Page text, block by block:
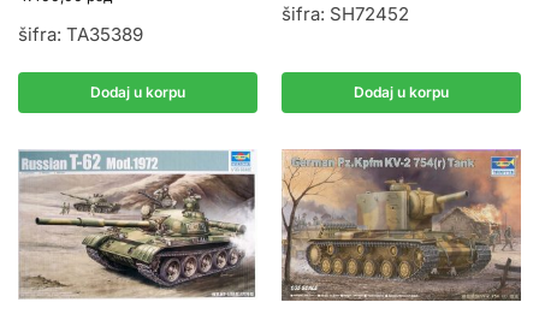
šifra: TA35389
Dodaj u korpu
šifra: SH72452
Dodaj u korpu